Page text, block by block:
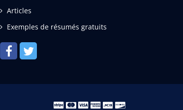
Articles
Exemples de résumés gratuits